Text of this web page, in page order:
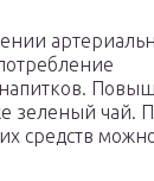
зеленый чай.
средств